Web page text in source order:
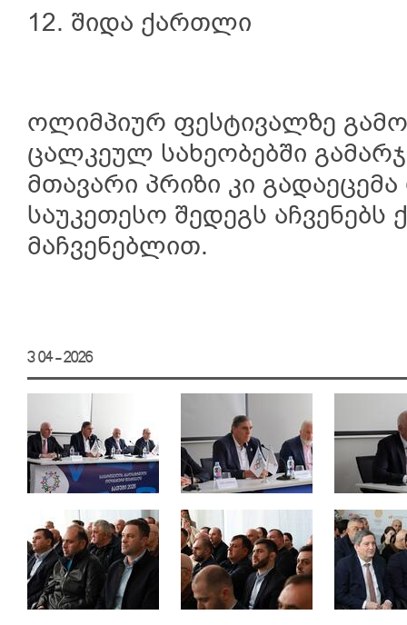
12. შიდა ქართლი
ოლიმპიურ ფესტივალზე
ცალკეულ სახეობებში
მთავარი პრიზი კი
საუკეთესო შედეგს აჩვენებს
მაჩვენებლით.
3 04 - 2026